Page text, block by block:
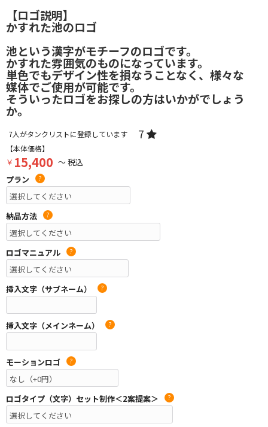
【ロゴ説明】
かすれた池のロゴ
池という漢字がモチーフのロゴです。
かすれた雰囲気のものになっています。
単色でもデザイン性を損なうことなく、様々な
媒体でご使用が可能です。
そういったロゴをお探しの方はいかがでしょう
か。
7人がタンクリストに登録しています 7
【本体価格】
￥ 15,400 ～ 税込
プラン
?
納品方法 ?
ロゴマニュアル ?
挿入文字（サブネーム） ?
挿入文字（メインネーム） ?
モーションロゴ ?
ロゴタイプ（文字）セット制作＜2案提案＞ ?